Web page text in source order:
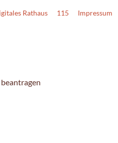
Rathaus 115 Impressum